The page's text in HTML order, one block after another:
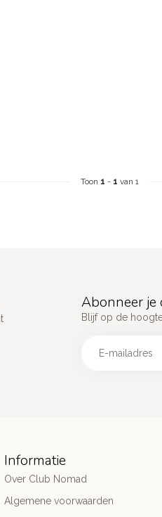
Toon 1 - 1 van 1
Abonneer je
Blijf op de
Informatie
Over Club Nomad
Algemene voorwaarden